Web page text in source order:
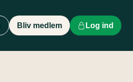
Bliv medlem Log ind